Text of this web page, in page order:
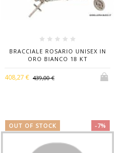
BRACCIALE ROSARIO UNISEX IN
ORO BIANCO 18 KT
408,27 € 439,00 €
OUT OF STOCK -7%